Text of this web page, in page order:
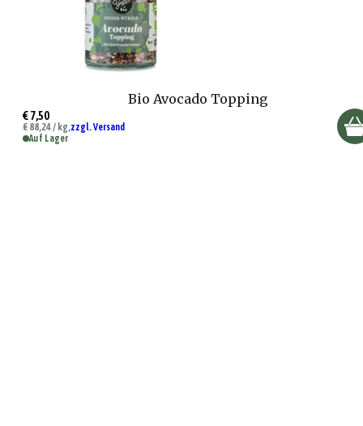
Bio Avocado Topping
€ 7,50
€ 88,24 / kg,zzgl. Versand
Auf Lager